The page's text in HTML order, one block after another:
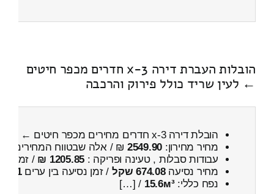
הובלות העברת דירה 3-x חדרים מכפר חיטים
← לעין שריד כולל פירוק והרכבה
הובלת דירה 3-x חדרים מחירים מכפר חיטים ← לעין שריד
מחיר מחירון: 2549.90 ₪ / אלה שבטווח המחירים
עבודות סבלות , טעינה ופריקה : 1205.85 ₪ / זמן :
מחיר נסיעה674.08 שקל / זמן נסיעה בין ערים1 שעות , 5 דקות
נפח כללי:15.6м³
/ […]